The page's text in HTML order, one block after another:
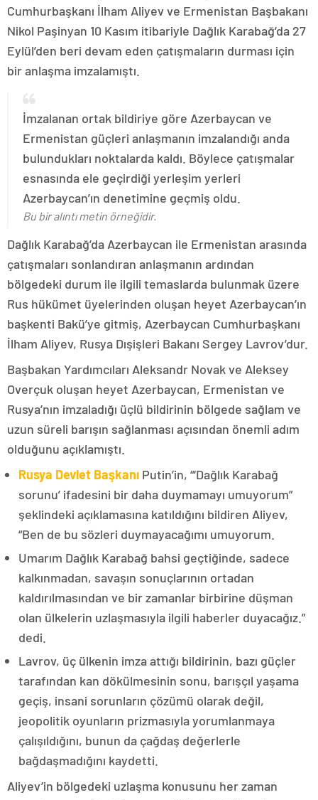
Cumhurbaşkanı İlham Aliyev ve Ermenistan Başbakanı
Nikol Paşinyan 10 Kasım itibariyle Dağlık Karabağ’da 27
Eylül’den beri devam eden çatışmaların durması için
bir anlaşma imzalamıştı.
İmzalanan ortak bildiriye göre Azerbaycan ve
Ermenistan güçleri anlaşmanın imzalandığı anda
bulundukları noktalarda kaldı. Böylece çatışmalar
esnasında ele geçirdiği yerleşim yerleri
Azerbaycan’ın denetimine geçmiş oldu.
Bu bir alıntı metin örneğidir.
Dağlık Karabağ’da Azerbaycan ile Ermenistan arasında
çatışmaları sonlandıran anlaşmanın ardından
bölgedeki durum ile ilgili temaslarda bulunmak üzere
Rus hükümet üyelerinden oluşan heyet Azerbaycan’ın
başkenti Bakü’ye gitmiş, Azerbaycan Cumhurbaşkanı
İlham Aliyev, Rusya Dışişleri Bakanı Sergey Lavrov’dur.
Başbakan Yardımcıları Aleksandr Novak ve Aleksey
Overçuk oluşan heyet Azerbaycan, Ermenistan ve
Rusya’nın imzaladığı üçlü bildirinin bölgede sağlam ve
uzun süreli barışın sağlanması açısından önemli adım
olduğunu açıklamıştı.
Rusya Devlet Başkanı Putin’in, “‘Dağlık Karabağ
sorunu’ ifadesini bir daha duymamayı umuyorum”
şeklindeki açıklamasına katıldığını bildiren Aliyev,
“Ben de bu sözleri duymayacağımı umuyorum.
Umarım Dağlık Karabağ bahsi geçtiğinde, sadece
kalkınmadan, savaşın sonuçlarının ortadan
kaldırılmasından ve bir zamanlar birbirine düşman
olan ülkelerin uzlaşmasıyla ilgili haberler duyacağız.”
dedi.
Lavrov, üç ülkenin imza attığı bildirinin, bazı güçler
tarafından kan dökülmesinin sonu, barışçıl yaşama
geçiş, insani sorunların çözümü olarak değil,
jeopolitik oyunların prizmasıyla yorumlanmaya
çalışıldığını, bunun da çağdaş değerlerle
bağdaşmadığını kaydetti.
Aliyev’in bölgedeki uzlaşma konusunu her zaman